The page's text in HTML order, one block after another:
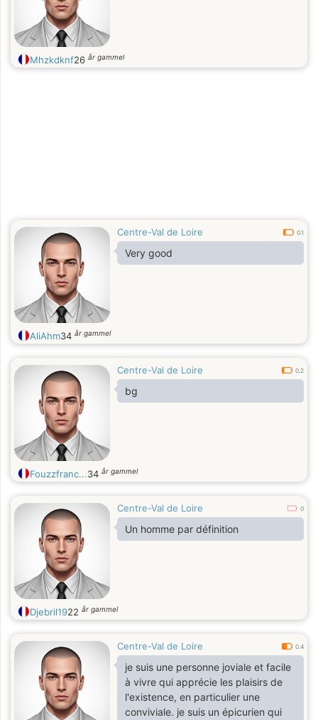
Mhzkdknf26 år gammel
Centre-Val de Loire 0.1
Very good
AliAhm34 år gammel
Centre-Val de Loire 0.2
bg
Fouzzfranc...34 år gammel
Centre-Val de Loire 0
Un homme par définition
Djebril1922 år gammel
Centre-Val de Loire 0.4
je suis une personne joviale et facile
à vivre qui apprécie les plaisirs de
l'existence, en particulier une
conviviale. je suis un épicurien qui